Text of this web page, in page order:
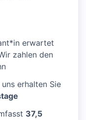
erwartet
zahlen den
erhalten Sie
37,5